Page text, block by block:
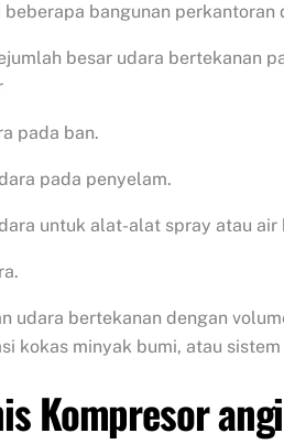
bangunan perkantoran
besar udara bertekanan
pada ban.
pada penyelam.
untuk alat-alat spray atau air
udara bertekanan dengan
kokas minyak bumi, atau
Kompresor